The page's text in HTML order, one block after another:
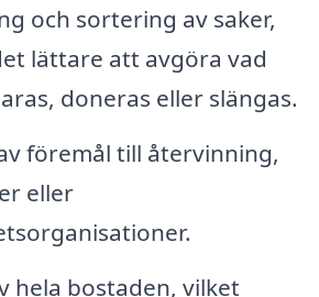
och sortering av saker,
lättare att avgöra vad
doneras eller slängas.
föremål till återvinning,
eller
hela bostaden, vilket